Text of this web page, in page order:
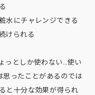
水にチャレンジできる
けられる
っとしか使わない…使い
ったことがあるのでは
と十分な効果が得られ